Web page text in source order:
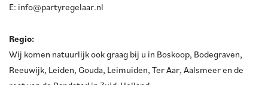
E: info@partyregelaar.nl
Regio:
Wij komen natuurlijk ook graag bij u in Boskoop, Bodegraven,
Reeuwijk, Leiden, Gouda, Leimuiden, Ter Aar, Aalsmeer en de